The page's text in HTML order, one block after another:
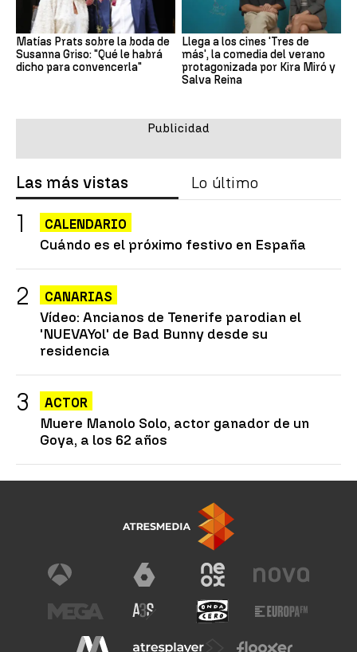
Matías Prats sobre la boda de
Susanna Griso: "Qué le habrá
dicho para convencerla"
Llega a los cines 'Tres de
más', la comedia del verano
protagonizada por Kira Miró y
Salva Reina
Las más vistas Lo último
CALENDARIO
Cuándo es el próximo festivo en España
CANARIAS
Vídeo: Ancianos de Tenerife parodian el
'NUEVAYol' de Bad Bunny desde su
residencia
ACTOR
Muere Manolo Solo, actor ganador de un
Goya, a los 62 años